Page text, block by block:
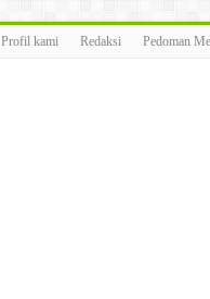
Profil kami Redaksi Pedoman